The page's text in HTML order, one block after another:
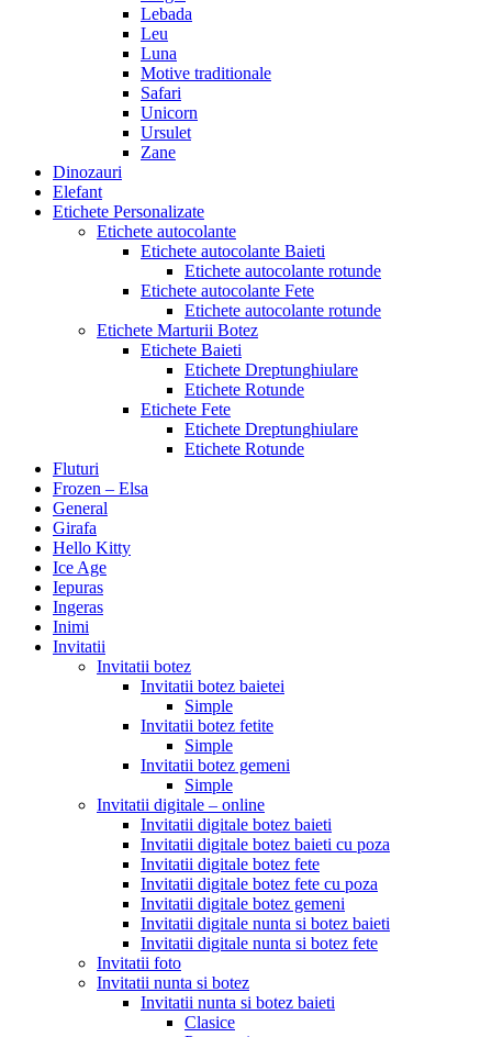
Lebada
Leu
Luna
Motive traditionale
Safari
Unicorn
Ursulet
Zane
Dinozauri
Elefant
Etichete Personalizate
Etichete autocolante
Etichete autocolante Baieti
Etichete autocolante rotunde
Etichete autocolante Fete
Etichete autocolante rotunde
Etichete Marturii Botez
Etichete Baieti
Etichete Dreptunghiulare
Etichete Rotunde
Etichete Fete
Etichete Dreptunghiulare
Etichete Rotunde
Fluturi
Frozen – Elsa
General
Girafa
Hello Kitty
Ice Age
Iepuras
Ingeras
Inimi
Invitatii
Invitatii botez
Invitatii botez baietei
Simple
Invitatii botez fetite
Simple
Invitatii botez gemeni
Simple
Invitatii digitale – online
Invitatii digitale botez baieti
Invitatii digitale botez baieti cu poza
Invitatii digitale botez fete
Invitatii digitale botez fete cu poza
Invitatii digitale botez gemeni
Invitatii digitale nunta si botez baieti
Invitatii digitale nunta si botez fete
Invitatii foto
Invitatii nunta si botez
Invitatii nunta si botez baieti
Clasice